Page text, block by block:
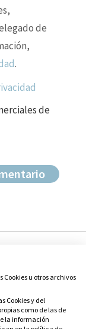
de
.
de
Cookies u otros archivos
Cookies y del
como de las de
la información